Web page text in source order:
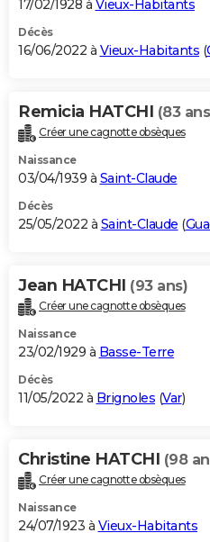
17/02/1928 à Vieux-Habitants
Décès
16/06/2022 à Vieux-Habitants (
Remicia HATCHI (83
Créer une cagnotte obsèques
Naissance
03/04/1939 à Saint-Claude
Décès
25/05/2022 à Saint-Claude (
Jean HATCHI (93 ans)
Créer une cagnotte obsèques
Naissance
23/02/1929 à Basse-Terre
Décès
11/05/2022 à Brignoles (Var)
Christine HATCHI (98
Créer une cagnotte obsèques
Naissance
24/07/1923 à Vieux-Habitants